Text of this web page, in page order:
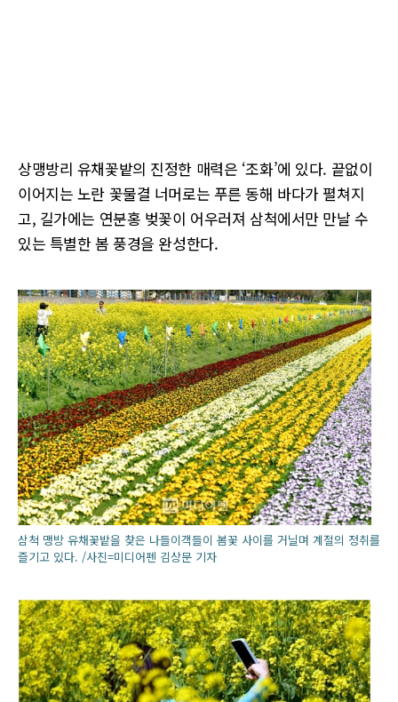
상맹방리 유채꽃밭의 진정한 매력은 ‘조화’에 있다. 끝없이
이어지는 노란 꽃물결 너머로는 푸른 동해 바다가 펼쳐지
고, 길가에는 연분홍 벚꽃이 어우러져 삼척에서만 만날 수
있는 특별한 봄 풍경을 완성한다.
삼척 맹방 유채꽃밭을 찾은 나들이객들이 봄꽃 사이를 거닐며 계절의 정취를
즐기고 있다. /사진=미디어펜 김상문 기자